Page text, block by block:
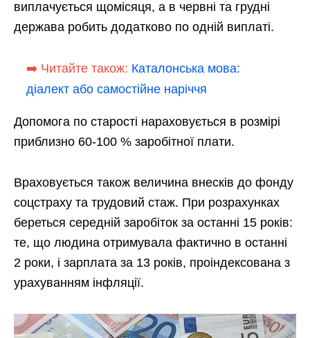
виплачується щомісяця, а в червні та грудні
держава робить додатково по одній виплаті.
➡️ Читайте також: Каталонська мова:
діалект або самостійне наріччя
Допомога по старості нараховується в розмірі
приблизно 60-100 % заробітної плати.
Враховується також величина внесків до фонду
соцстраху та трудовий стаж. При розрахунках
береться середній заробіток за останні 15 років:
те, що людина отримувала фактично в останні
2 роки, і зарплата за 13 років, проіндексована з
урахуванням інфляції.